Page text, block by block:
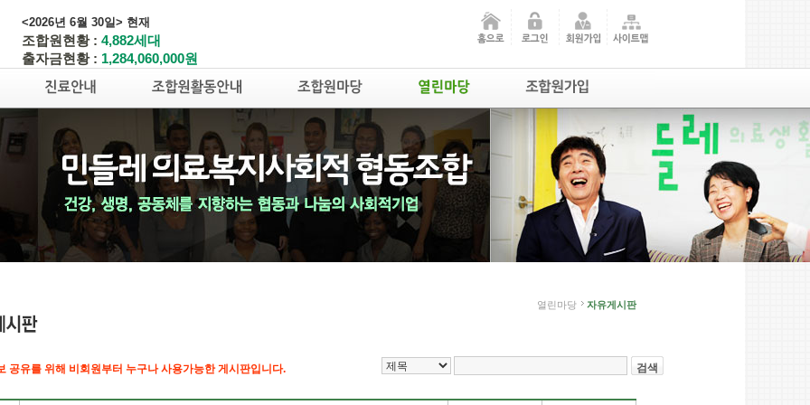
<2026년 6월 30일> 현재
조합원현황 : 4,882세대
출자금현황 : 1,284,060,000원
열린마당 자유게시판
공유를 위해 비회원부터 누구나 사용가능한 게시판입니다.